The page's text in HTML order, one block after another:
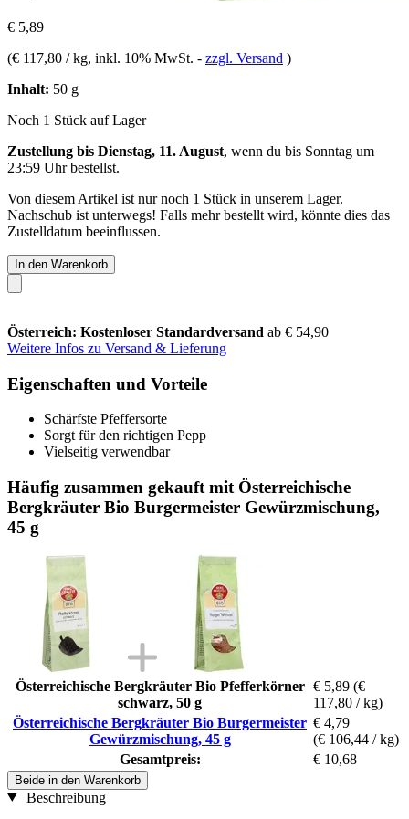
€ 5,89
(€ 117,80 / kg, inkl. 10% MwSt. - zzgl. Versand )
Inhalt: 50 g
Noch 1 Stück auf Lager
Zustellung bis Dienstag, 11. August, wenn du bis Sonntag um
23:59 Uhrbestellst.
Von diesem Artikel ist nur noch 1 Stück in unserem Lager.
Nachschub ist unterwegs! Falls mehr bestellt wird, könnte dies das
Zustelldatum beeinflussen.
In den Warenkorb
Österreich: Kostenloser Standardversand ab € 54,90
Weitere Infos zu Versand & Lieferung
Eigenschaften und Vorteile
Schärfste Pfeffersorte
Sorgt für den richtigen Pepp
Vielseitig verwendbar
Häufig zusammen gekauft mit Österreichische
Bergkräuter Bio Burgermeister Gewürzmischung,
45 g
Österreichische Bergkräuter Bio Pfefferkörner
schwarz, 50 g
€ 5,89 (€
117,80 / kg)
Österreichische Bergkräuter Bio Burgermeister
Gewürzmischung, 45 g
€ 4,79
(€ 106,44 / kg)
Gesamtpreis:
€ 10,68
Beide in den Warenkorb
Beschreibung